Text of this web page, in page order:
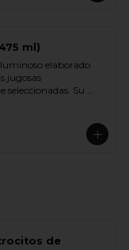
ml)
elaborado
jugosas
seleccionadas. Su
quienes buscan
y livianas.
de